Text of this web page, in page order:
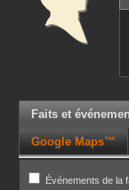
Faits et
Google Maps™
Événements de la